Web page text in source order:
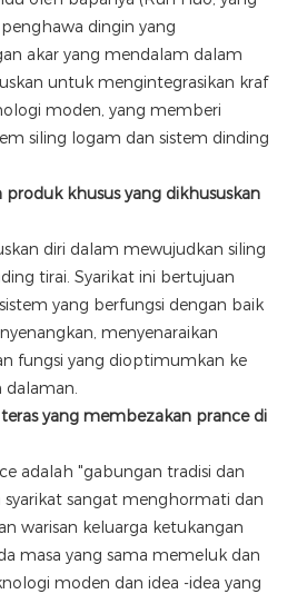
dingin yang
akar yang mendalam dalam
untuk mengintegrasikan kraf
moden, yang memberi
siling logam dan sistem dinding
produk khusus yang dikhususkan
diri dalam mewujudkan siling
tirai. Syarikat ini bertujuan
yang berfungsi dengan baik
menyenaraikan
fungsi yang dioptimumkan ke
dalaman.
yang membezakan prance di
adalah "gabungan tradisi dan
syarikat sangat menghormati dan
warisan keluarga ketukangan
masa yang sama memeluk dan
moden dan idea -idea yang